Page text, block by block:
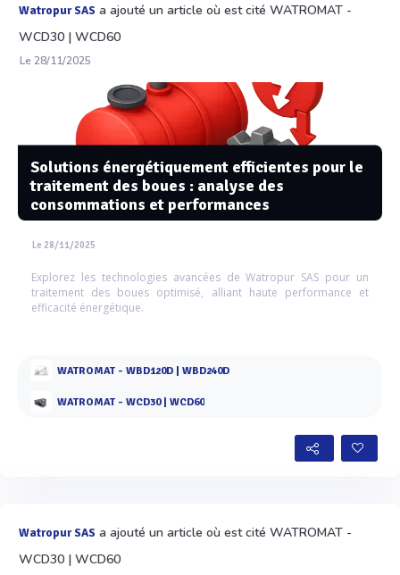
Watropur SAS a ajouté un article où est cité WATROMAT -
WCD30 | WCD60
Le 28/11/2025
Solutions énergétiquement efficientes pour le
traitement des boues : analyse des
consommations et performances
Le 28/11/2025
Explorez les technologies avancées de Watropur SAS pour un
traitement des boues optimisé, alliant haute performance et
efficacité énergétique.
WATROMAT - WBD120D | WBD240D
WATROMAT - WCD30 | WCD60
Watropur SAS a ajouté un article où est cité WATROMAT -
WCD30 | WCD60